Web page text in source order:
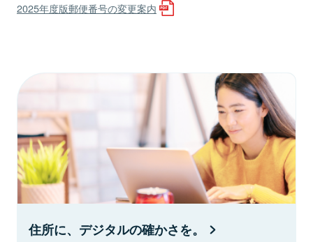
2025年度版郵便番号の変更案内
住所に、デジタルの確かさを。